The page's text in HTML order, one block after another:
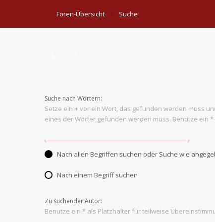
Foren-Übersicht Suche
Suche nach Wörtern:
Setze ein + vor ein Wort, das gefunden werden muss
eines der Wörter gefunden werden muss. Benutze ein
Nach allen Begriffen suchen oder Suche wie
Nach einem Begriff suchen
Zu suchender Autor:
Benutze ein * als Platzhalter für teilweise